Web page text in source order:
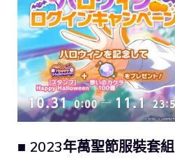
■ 2023年萬聖節服裝套組